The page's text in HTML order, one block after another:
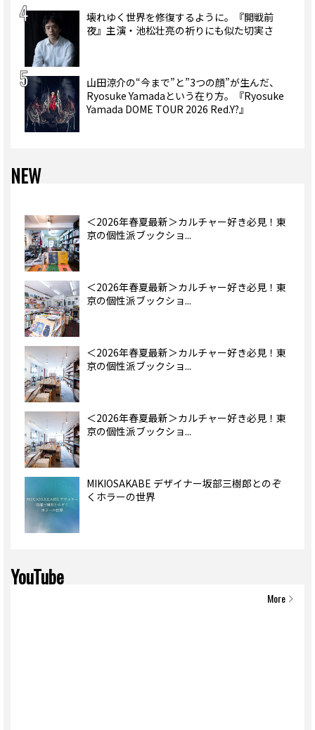
壊れゆく世界を修復するように。『開戦前
夜』主演・池松壮亮の祈りにも似た切実さ
山田涼介の“今まで”と”3つの顔”が生んだ、
Ryosuke Yamadaという在り方。『Ryosuke
Yamada DOME TOUR 2026 Red.Y?』
NEW
＜2026年春夏最新＞カルチャー好き必見！東
京の個性派ブックショ...
＜2026年春夏最新＞カルチャー好き必見！東
京の個性派ブックショ...
＜2026年春夏最新＞カルチャー好き必見！東
京の個性派ブックショ...
＜2026年春夏最新＞カルチャー好き必見！東
京の個性派ブックショ...
MIKIOSAKABE デザイナー坂部三樹郎とのぞ
くホラーの世界
YouTube
More